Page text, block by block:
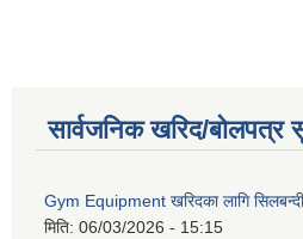
सार्वजनिक खरिद/बोलपत्र
Gym Equipment खरिदका लागि
मिति: 06/03/2026 - 15:15